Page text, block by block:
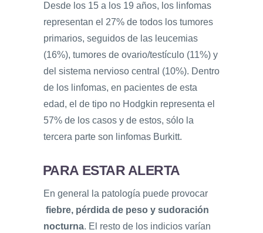
Desde los 15 a los 19 años, los linfomas
representan el 27% de todos los tumores
primarios, seguidos de las leucemias
(16%), tumores de ovario/testículo (11%) y
del sistema nervioso central (10%). Dentro
de los linfomas, en pacientes de esta
edad, el de tipo no Hodgkin representa el
57% de los casos y de estos, sólo la
tercera parte son linfomas Burkitt.
PARA ESTAR ALERTA
En general la patología puede provocar
fiebre, pérdida de peso y sudoración
nocturna. El resto de los indicios varían